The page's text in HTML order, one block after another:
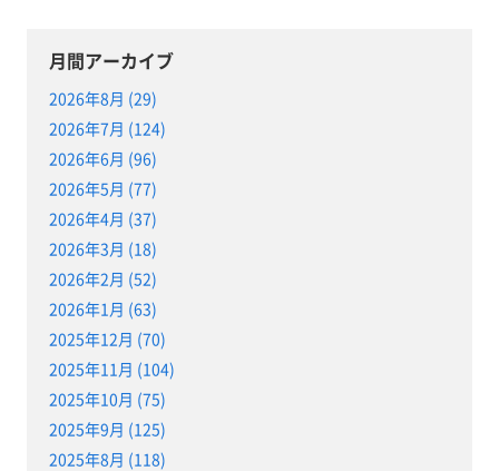
月間アーカイブ
2026年8月 (29)
2026年7月 (124)
2026年6月 (96)
2026年5月 (77)
2026年4月 (37)
2026年3月 (18)
2026年2月 (52)
2026年1月 (63)
2025年12月 (70)
2025年11月 (104)
2025年10月 (75)
2025年9月 (125)
2025年8月 (118)